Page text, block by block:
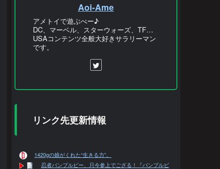
Aoi-Ame
アメトイで遊ぶべー♪
DC、マーベル、スターウォーズ、TF…
USAコンテンツ全般大好きサラリーマン
です。
リンク先更新情報
1420gの娘がくれた“生きる力”。
忍者バンブルビー、只今参上でござる！『バンブルビ